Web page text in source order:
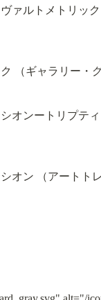
ァルトメトリッ
（ギャラリー・
オンートリプテ
オン （アートト